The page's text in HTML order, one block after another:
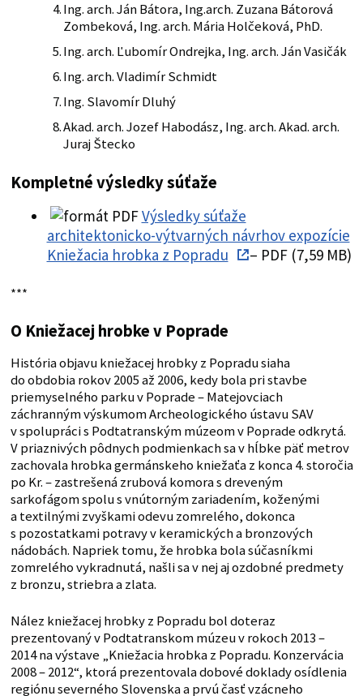
Ing. arch. Ján Bátora, Ing.arch. Zuzana Bátorová
Zombeková, Ing. arch. Mária Holčeková, PhD.
Ing. arch. Ľubomír Ondrejka, Ing. arch. Ján Vasičák
Ing. arch. Vladimír Schmidt
Ing. Slavomír Dluhý
Akad. arch. Jozef Habodász, Ing. arch. Akad. arch.
Juraj Štecko
Kompletné výsledky súťaže
Výsledky súťaže
architektonicko-výtvarných návrhov expozície
Kniežacia hrobka z Popradu
– PDF (7,59 MB)
***
O Kniežacej hrobke v Poprade
História objavu kniežacej hrobky z Popradu siaha
do obdobia rokov 2005 až 2006, kedy bola pri stavbe
priemyselného parku v Poprade – Matejovciach
záchranným výskumom Archeologického ústavu SAV
v spolupráci s Podtatranským múzeom v Poprade odkrytá.
V priaznivých pôdnych podmienkach sa v hĺbke päť metrov
zachovala hrobka germánskeho kniežaťa z konca 4. storočia
po Kr. – zastrešená zrubová komora s dreveným
sarkofágom spolu s vnútorným zariadením, koženými
a textilnými zvyškami odevu zomrelého, dokonca
s pozostatkami potravy v keramických a bronzových
nádobách. Napriek tomu, že hrobka bola súčasníkmi
zomrelého vykradnutá, našli sa v nej aj ozdobné predmety
z bronzu, striebra a zlata.
Nález kniežacej hrobky z Popradu bol doteraz
prezentovaný v Podtatranskom múzeu v rokoch 2013 –
2014 na výstave „Kniežacia hrobka z Popradu. Konzervácia
2008 – 2012“, ktorá prezentovala dobové doklady osídlenia
regiónu severného Slovenska a prvú časť vzácneho